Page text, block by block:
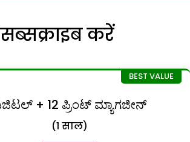
करें
+ 12 ಪ್ರಿಂಟ್ ಮ್ಯಾಗಜೀನ್
(1 साल)